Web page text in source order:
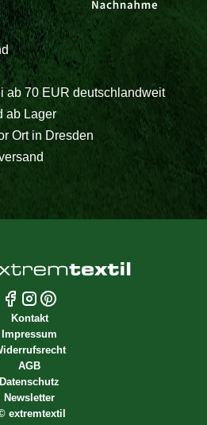
ab 70 EUR deutschlandweit
ab Lager
Ort in Dresden
Kontakt
Impressum
AGB
Datenschutz
Newsletter
extremtextil